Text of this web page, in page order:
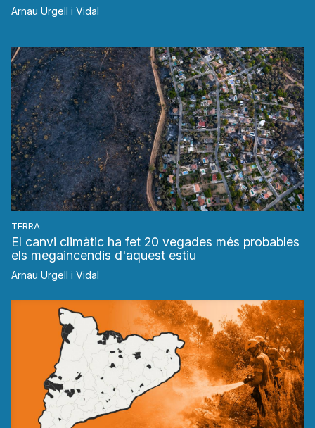
Arnau Urgell i Vidal
TERRA
El canvi climàtic ha fet 20 vegades més probables
els megaincendis d'aquest estiu
Arnau Urgell i Vidal